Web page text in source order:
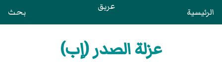
الرئيسية عريق بحث
عزلة الصدر (إب)